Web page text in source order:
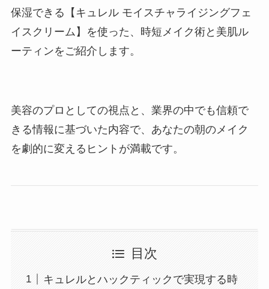
保湿できる【キュレル モイスチャライジングフェ
イスクリーム】を使った、時短メイク術と美肌ル
ーティンをご紹介します。
美容のプロとしての視点と、業界の中でも信頼で
きる情報に基づいた内容で、あなたの朝のメイク
を劇的に変えるヒントが満載です。
目次
キュレルとハックティックで実現する時